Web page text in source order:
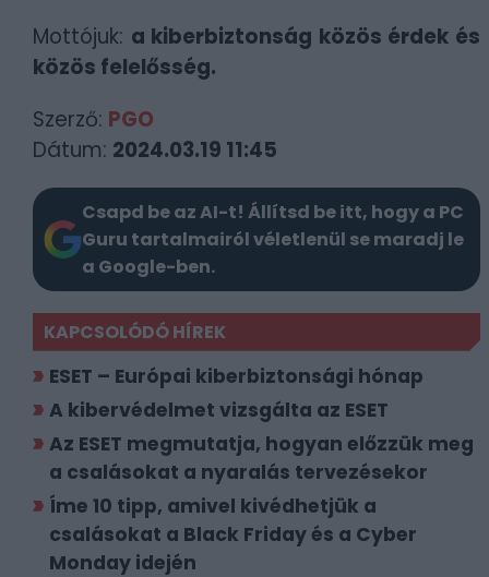
Mottójuk: a kiberbiztonság közös érdek és
közös felelősség.
Szerző: PGO
Dátum: 2024.03.19 11:45
Csapd be az AI-t! Állítsd be itt, hogy a PC
Guru tartalmairól véletlenül se maradj le
a Google-ben.
KAPCSOLÓDÓ HÍREK
ESET – Európai kiberbiztonsági hónap
A kibervédelmet vizsgálta az ESET
Az ESET megmutatja, hogyan előzzük meg
a csalásokat a nyaralás tervezésekor
Íme 10 tipp, amivel kivédhetjük a
csalásokat a Black Friday és a Cyber
Monday idején